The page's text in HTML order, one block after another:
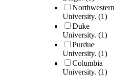
Northwestern
University. (1)
Duke
University. (1)
Purdue
University. (1)
Columbia
University. (1)